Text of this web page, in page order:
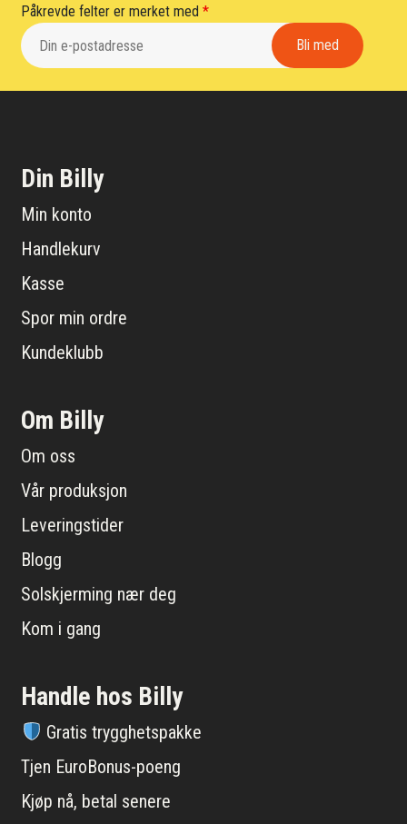
Påkrevde felter er merket med*
Din Billy
Min konto
Handlekurv
Kasse
Spor min ordre
Kundeklubb
Om Billy
Om oss
Vår produksjon
Leveringstider
Blogg
Solskjerming nær deg
Kom i gang
Handle hos Billy
Gratis trygghetspakke
Tjen EuroBonus-poeng
Kjøp nå, betal senere